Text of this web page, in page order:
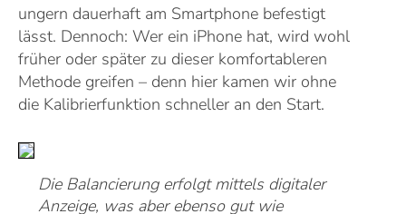
ungern dauerhaft am Smartphone befestigt
lässt. Dennoch: Wer ein iPhone hat, wird wohl
früher oder später zu dieser komfortableren
Methode greifen – denn hier kamen wir ohne
die Kalibrierfunktion schneller an den Start.
Die Balancierung erfolgt mittels digitaler
Anzeige, was aber ebenso gut wie